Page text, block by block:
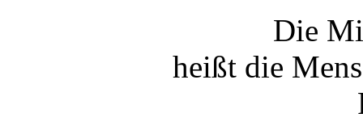
Die
heißt die